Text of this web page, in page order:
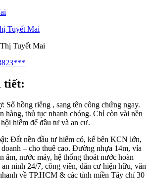
Tuyết Mai
Tuyết Mai
tiết:
Sổ hồng riêng , sang tên công chứng ngay.
hàng, thủ tục nhanh chóng. Chỉ còn vài nền
hiếm để đầu tư và an cư.
Đất nền đầu tư hiếm có, kế bên KCN lớn,
– cho thuê cao. Đường nhựa 14m, vỉa
âm, nước máy, hệ thống thoát nước hoàn
ninh 24/7, công viên, dân cư hiện hữu, văn
về TP.HCM & các tỉnh miền Tây chỉ 30